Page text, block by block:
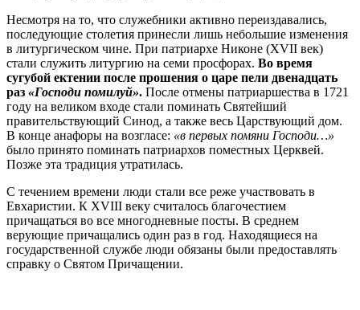
Несмотря на то, что служебники активно переиздавались,
последующие столетия принесли лишь небольшие изменения
в литургическом чине. При патриархе Никоне (XVII век)
стали служить литургию на семи просфорах. Во время
сугубой ектении после прошения о царе пели двенадцать
раз «Господи помилуй». После отмены патриаршества в 1721
году на великом входе стали поминать Святейший
правительствующий Синод, а также весь Царствующий дом.
В конце анафоры на возгласе: «в первых помяни Господи…»
было принято поминать патриархов поместных Церквей.
Позже эта традиция утратилась.
С течением времени люди стали все реже участвовать в
Евхаристии. К ХVIII веку считалось благочестием
причащаться во все многодневные посты. В среднем
верующие причащались один раз в год. Находящиеся на
государственной службе люди обязаны были предоставлять
справку о Святом Причащении.